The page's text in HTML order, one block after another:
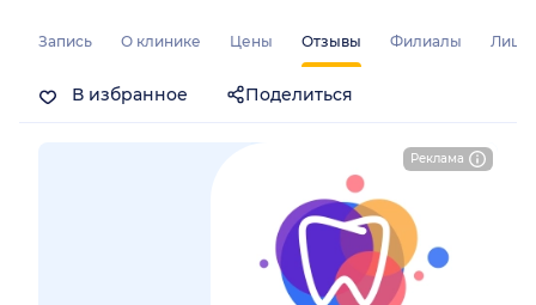
Реклама
Запись О клинике Цены Отзывы Филиалы
В избранное Поделиться